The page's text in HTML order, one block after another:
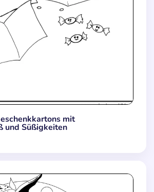
mit
und Süßigkeiten